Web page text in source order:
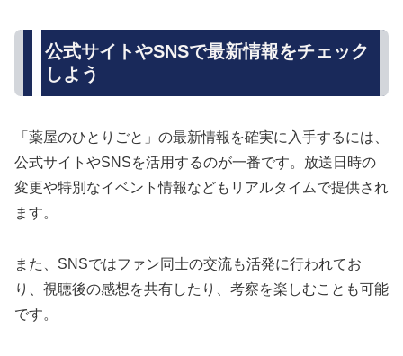
公式サイトやSNSで最新情報をチェック
しよう
「薬屋のひとりごと」の最新情報を確実に入手するには、
公式サイトやSNSを活用するのが一番です。放送日時の
変更や特別なイベント情報などもリアルタイムで提供され
ます。
また、SNSではファン同士の交流も活発に行われてお
り、視聴後の感想を共有したり、考察を楽しむことも可能
です。